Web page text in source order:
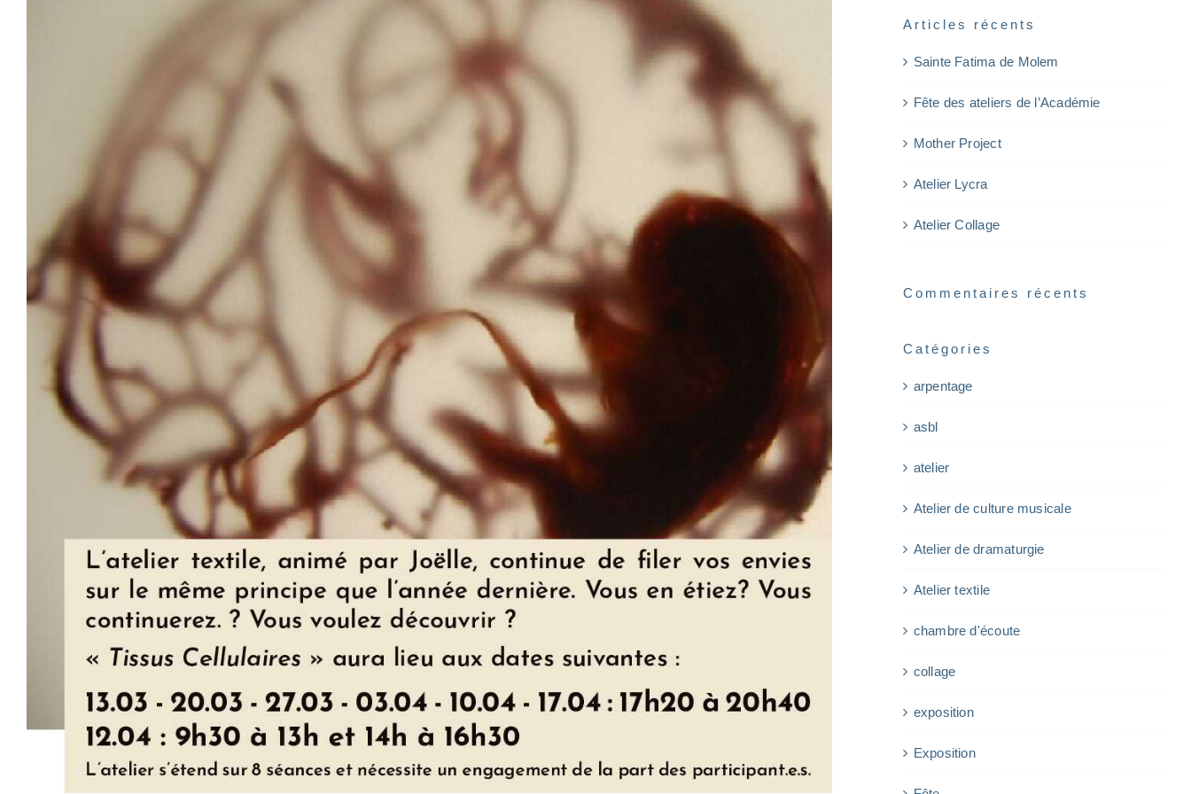
Soirée d’information des intervenantes | Adèle Gratacos & Joëlle
Berteaux
Atelier textile Infos Soirée d'information workshop
Articles récents
Sainte Fatima de Molem
Fête des ateliers de l’Académie
Mother Project
Atelier Lycra
Atelier Collage
Commentaires récents
Catégories
arpentage
asbl
atelier
Atelier de culture musicale
Atelier de dramaturgie
Atelier textile
chambre d'écoute
collage
exposition
Exposition